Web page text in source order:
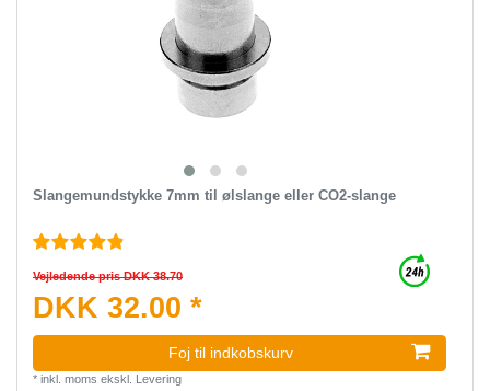
Slangemundstykke 7mm til ølslange eller CO2-slange
Vejledende pris DKK 38.70
DKK 32.00 *
Foj til indkobskurv
* inkl. moms ekskl. Levering